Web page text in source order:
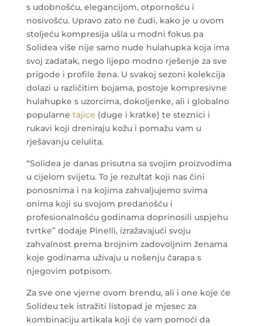
s udobnošću, elegancijom, otpornošću i
nosivošću. Upravo zato ne čudi, kako je u ovom
stoljeću kompresija ušla u modni fokus pa
Solidea više nije samo nude hulahupka koja ima
svoj zadatak, nego lijepo modno rješenje za sve
prigode i profile žena. U svakoj sezoni kolekcija
dolazi u različitim bojama, postoje kompresivne
hulahupke s uzorcima, dokoljenke, ali i globalno
popularne tajice (duge i kratke) te steznici i
rukavi koji dreniraju kožu i pomažu vam u
rješavanju celulita.
“Solidea je danas prisutna sa svojim proizvodima
u cijelom svijetu. To je rezultat koji nas čini
ponosnima i na kojima zahvaljujemo svima
onima koji su svojom predanošću i
profesionalnošću godinama doprinosili uspjehu
tvrtke” dodaje Pinelli, izražavajući svoju
zahvalnost prema brojnim zadovoljnim ženama
koje godinama uživaju u nošenju čarapa s
njegovim potpisom.
Za sve one vjerne ovom brendu, ali i one koje će
Solideu tek istražiti listopad je mjesec za
kombinaciju artikala koji će vam pomoći da